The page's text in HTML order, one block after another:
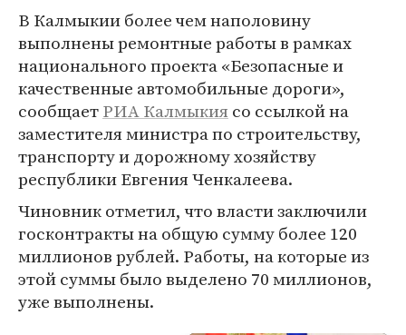
В Калмыкии более чем наполовину
выполнены ремонтные работы в рамках
национального проекта «Безопасные и
качественные автомобильные дороги»,
сообщаетРИА Калмыкия со ссылкой на
заместителя министра по строительству,
транспорту и дорожному хозяйству
республики Евгения Ченкалеева.
Чиновник отметил, что власти заключили
госконтракты на общую сумму более 120
миллионов рублей. Работы, на которые из
этой суммы было выделено 70 миллионов,
уже выполнены.